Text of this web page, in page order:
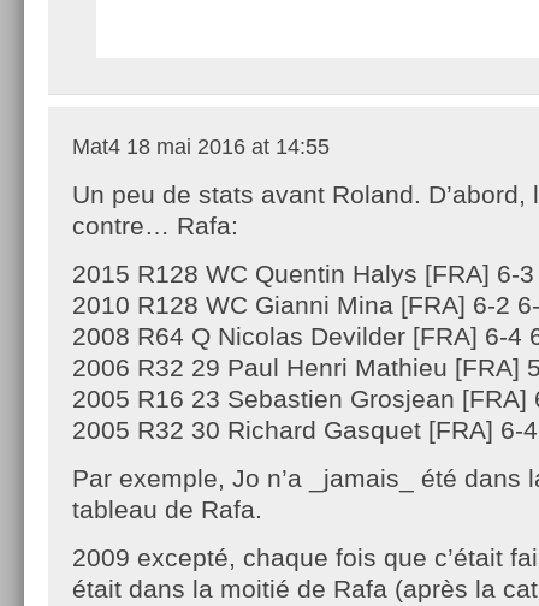
Mat4 18 mai 2016 at 14:55
Un peu de stats avant Roland. D’abord,
contre… Rafa:
2015 R128 WC Quentin Halys [FRA] 6-
2010 R128 WC Gianni Mina [FRA] 6-2
2008 R64 Q Nicolas Devilder [FRA] 6-4
2006 R32 29 Paul Henri Mathieu [FRA]
2005 R16 23 Sebastien Grosjean [FRA]
2005 R32 30 Richard Gasquet [FRA] 6-
Par exemple, Jo n’a _jamais_ été dans
tableau de Rafa.
2009 excepté, chaque fois que c’était
était dans la moitié de Rafa (après la